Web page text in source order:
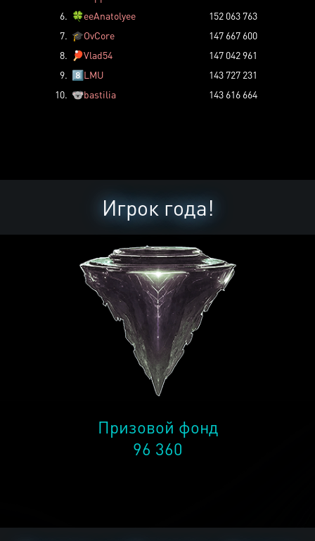
6. 🍀eeAnatolyee
152 063 763
7. 🎓OvCore
147 667 600
8.
🏓Vlad54
147 042 961
9. 8️⃣LMU
143 727 231
10. 🐨bastilia 143 616 664
Игрок года!
Призовой фонд
96 360